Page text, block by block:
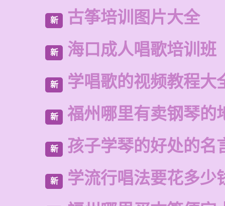
新 古筝培训图片大全
新 海口成人唱歌培训班
新 学唱歌的视频教程大
新 福州哪里有卖钢琴的
新 孩子学琴的好处的名
新 学流行唱法要花多少